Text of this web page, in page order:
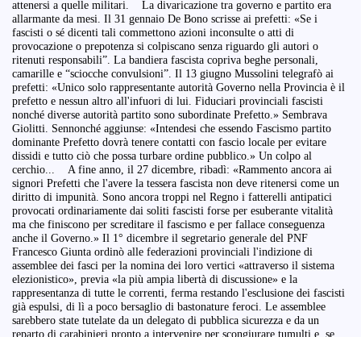
attenersi a quelle militari. La divaricazione tra governo e partito era
allarmante da mesi. Il 31 gennaio De Bono scrisse ai prefetti: «Se i
fascisti o sé dicenti tali commettono azioni inconsulte o atti di
provocazione o prepotenza si colpiscano senza riguardo gli autori o
ritenuti responsabili”. La bandiera fascista copriva beghe personali,
camarille e “sciocche convulsioni”. Il 13 giugno Mussolini telegrafò ai
prefetti: «Unico solo rappresentante autorità Governo nella Provincia è il
prefetto e nessun altro all'infuori di lui. Fiduciari provinciali fascisti
nonché diverse autorità partito sono subordinate Prefetto.» Sembrava
Giolitti. Sennonché aggiunse: «Intendesi che essendo Fascismo partito
dominante Prefetto dovrà tenere contatti con fascio locale per evitare
dissidi e tutto ciò che possa turbare ordine pubblico.» Un colpo al
cerchio... A fine anno, il 27 dicembre, ribadì: «Rammento ancora ai
signori Prefetti che l'avere la tessera fascista non deve ritenersi come un
diritto di impunità. Sono ancora troppi nel Regno i fatterelli antipatici
provocati ordinariamente dai soliti fascisti forse per esuberante vitalità
ma che finiscono per screditare il fascismo e per fallace conseguenza
anche il Governo.» Il 1° dicembre il segretario generale del PNF
Francesco Giunta ordinò alle federazioni provinciali l'indizione di
assemblee dei fasci per la nomina dei loro vertici «attraverso il sistema
elezionistico», previa «la più ampia libertà di discussione» e la
rappresentanza di tutte le correnti, ferma restando l'esclusione dei fascisti
già espulsi, di lì a poco bersaglio di bastonature feroci. Le assemblee
sarebbero state tutelate da un delegato di pubblica sicurezza e da un
reparto di carabinieri pronto a intervenire per scongiurare tumulti e, se